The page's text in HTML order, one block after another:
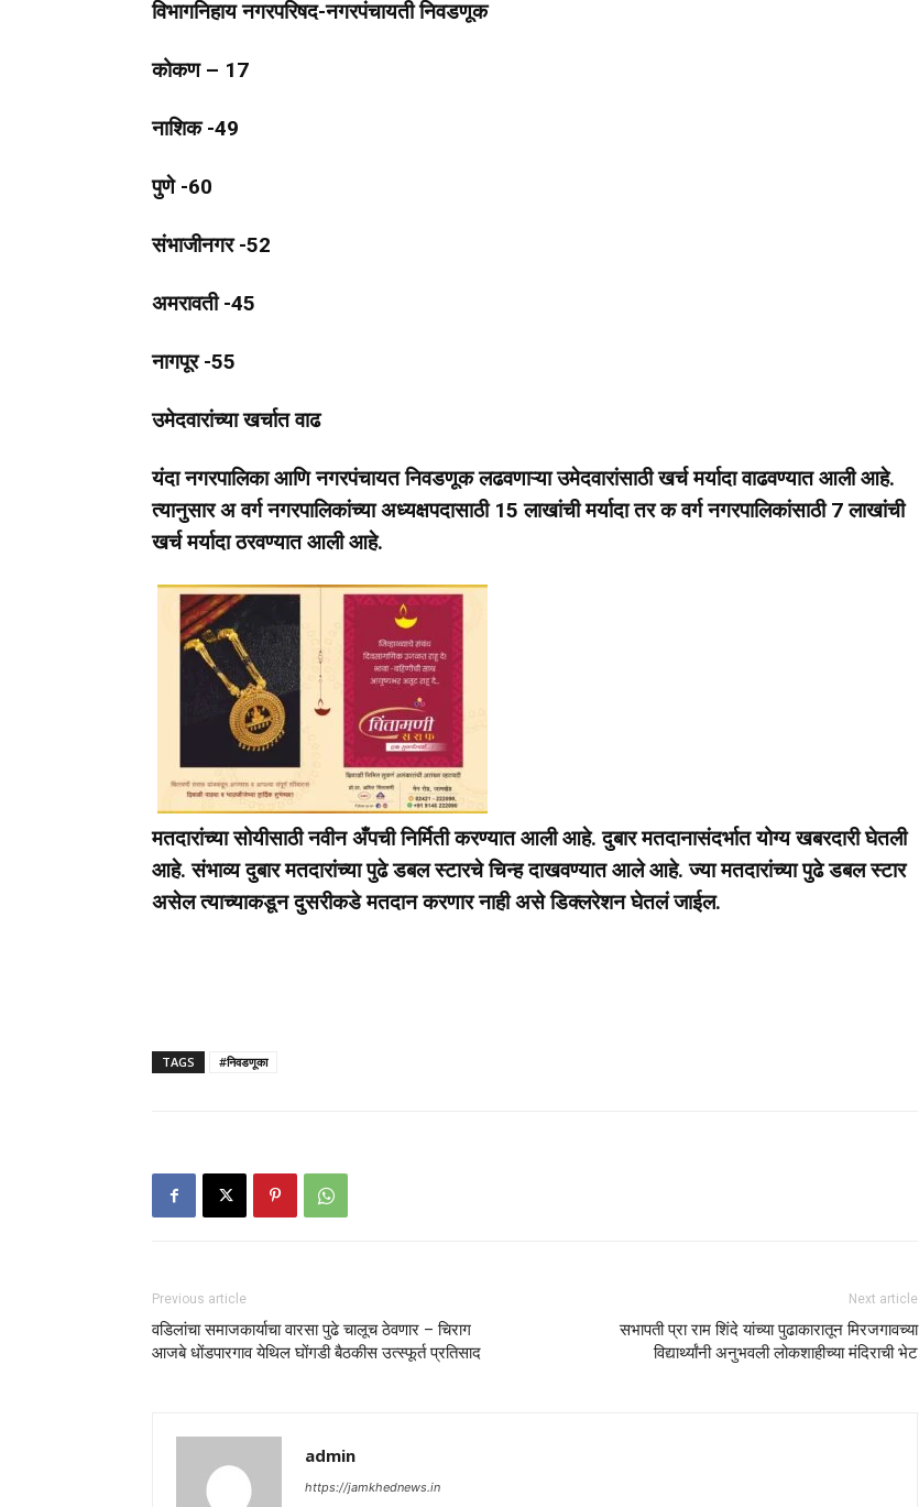
विभागनिहाय नगरपरिषद-नगरपंचायती निवडणूक
कोकण – 17
नाशिक -49
पुणे -60
संभाजीनगर -52
अमरावती -45
नागपूर -55
उमेदवारांच्या खर्चात वाढ
यंदा नगरपालिका आणि नगरपंचायत निवडणूक लढवणाऱ्या उमेदवारांसाठी खर्च मर्यादा वाढवण्यात आली आहे.
त्यानुसार अ वर्ग नगरपालिकांच्या अध्यक्षपदासाठी 15 लाखांची मर्यादा तर क वर्ग नगरपालिकांसाठी 7 लाखांची
खर्च मर्यादा ठरवण्यात आली आहे.
मतदारांच्या सोयीसाठी नवीन अँपची निर्मिती करण्यात आली आहे. दुबार मतदानासंदर्भात योग्य खबरदारी घेतली
आहे. संभाव्य दुबार मतदारांच्या पुढे डबल स्टारचे चिन्ह दाखवण्यात आले आहे. ज्या मतदारांच्या पुढे डबल स्टार
असेल त्याच्याकडून दुसरीकडे मतदान करणार नाही असे डिक्लरेशन घेतलं जाईल.
TAGS #निवडणूका
Previous article
वडिलांचा समाजकार्याचा वारसा पुढे चालूच ठेवणार – चिराग
आजबे धोंडपारगाव येथिल घोंगडी बैठकीस उत्स्फूर्त प्रतिसाद
Next article
सभापती प्रा राम शिंदे यांच्या पुढाकारातून मिरजगावच्या
विद्यार्थ्यांनी अनुभवली लोकशाहीच्या मंदिराची भेट
admin
https://jamkhednews.in